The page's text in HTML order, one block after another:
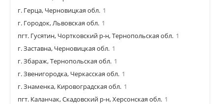
г. Герца, Черновицкая обл. 1
г. Городок, Львовская обл. 1
пгт. Гусятин, Чортковский р-н, Тернопольская обл. 1
г. Заставна, Черновицкая обл. 1
г. Збараж, Тернопольская обл. 1
г. Звенигородка, Черкасская обл. 1
г. Знаменка, Кировоградская обл. 1
пгт. Каланчак, Скадовский р-н, Херсонская обл. 1